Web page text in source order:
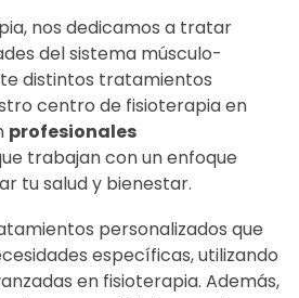
nos dedicamos a tratar
del sistema músculo-
distintos tratamientos
centro de fisioterapia en
profesionales
trabajan con un enfoque
tu salud y bienestar.
personalizados que
específicas, utilizando
en fisioterapia. Además,